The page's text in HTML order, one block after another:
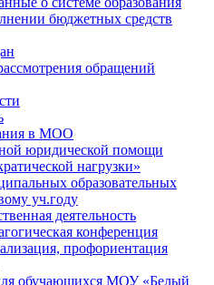
бюджетных средств
обращений
в МОО
юридической помощи
нагрузки»
образовательных
уч.году
деятельность
конференция
профориентация
обучающихся МОУ «Белый